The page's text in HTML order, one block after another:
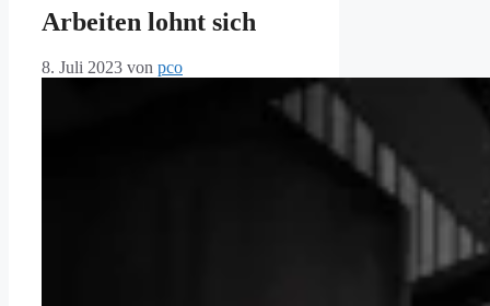
Arbeiten lohnt sich
8. Juli 2023 von pco